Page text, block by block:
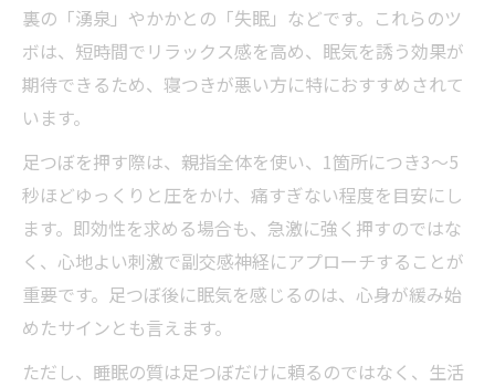
裏の「湧泉」やかかとの「失眠」などです。これらのツ
ボは、短時間でリラックス感を高め、眠気を誘う効果が
期待できるため、寝つきが悪い方に特におすすめされて
います。
足つぼを押す際は、親指全体を使い、1箇所につき3〜5
秒ほどゆっくりと圧をかけ、痛すぎない程度を目安にし
ます。即効性を求める場合も、急激に強く押すのではな
く、心地よい刺激で副交感神経にアプローチすることが
重要です。足つぼ後に眠気を感じるのは、心身が緩み始
めたサインとも言えます。
ただし、睡眠の質は足つぼだけに頼るのではなく、生活